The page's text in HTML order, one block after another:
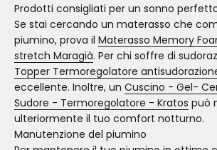
Prodotti consigliati per un sonno
Se stai cercando un materasso che
piumino, prova il Materasso Memory
stretch Maragià. Per chi soffre di
Topper Termoregolatore
eccellente. Inoltre, un Cuscino - Gel-
Sudore - Termoregolatore - Kratos può
ulteriormente il tuo comfort notturno.
Manutenzione del piumino